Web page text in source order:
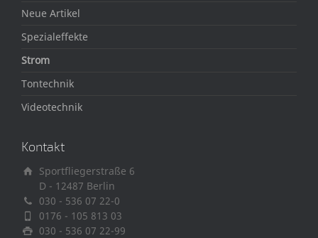
Neue Artikel
Spezialeffekte
Strom
Tontechnik
Videotechnik
Kontakt
Sportfliegerstraße 6
D - 12487 Berlin
030 - 536 07 22-0
0176 - 105 813 03
030 - 536 07 22-99